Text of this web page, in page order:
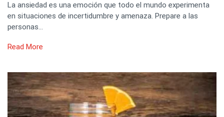
La ansiedad es una emoción que todo el mundo experimenta
en situaciones de incertidumbre y amenaza. Prepare a las
personas…
Read More